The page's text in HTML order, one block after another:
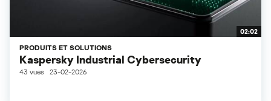
02:02
PRODUITS ET SOLUTIONS
Kaspersky Industrial Cybersecurity
43 vues 23-02-2026